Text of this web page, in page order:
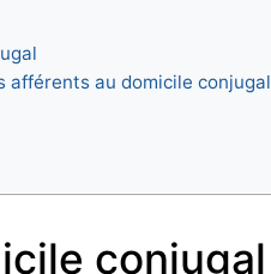
afférents au domicile conjugal
conjugal